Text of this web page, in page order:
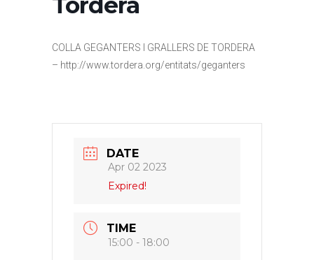
COLLA GEGANTERS I GRALLERS DE TORDERA
– http://www.tordera.org/entitats/geganters
DATE
Apr 02 2023
Expired!
TIME
15:00 - 18:00